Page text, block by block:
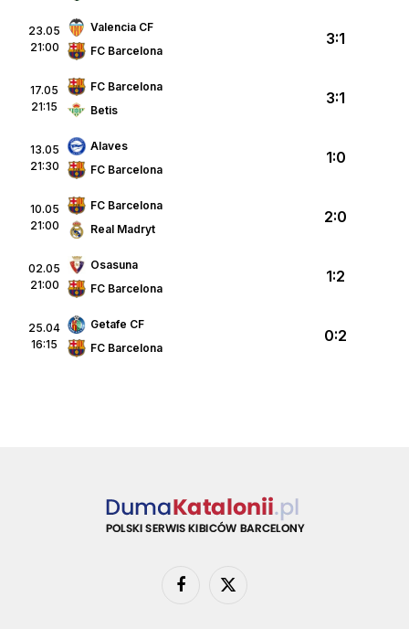
23.05
21:00
Valencia CF
FC Barcelona
3:1
17.05
21:15
FC Barcelona
Betis
3:1
13.05
21:30
Alaves
FC Barcelona
1:0
10.05
21:00
FC Barcelona
Real Madryt
2:0
02.05
21:00
Osasuna
FC Barcelona
1:2
25.04
16:15
Getafe CF
FC Barcelona
0:2
Facebook
X